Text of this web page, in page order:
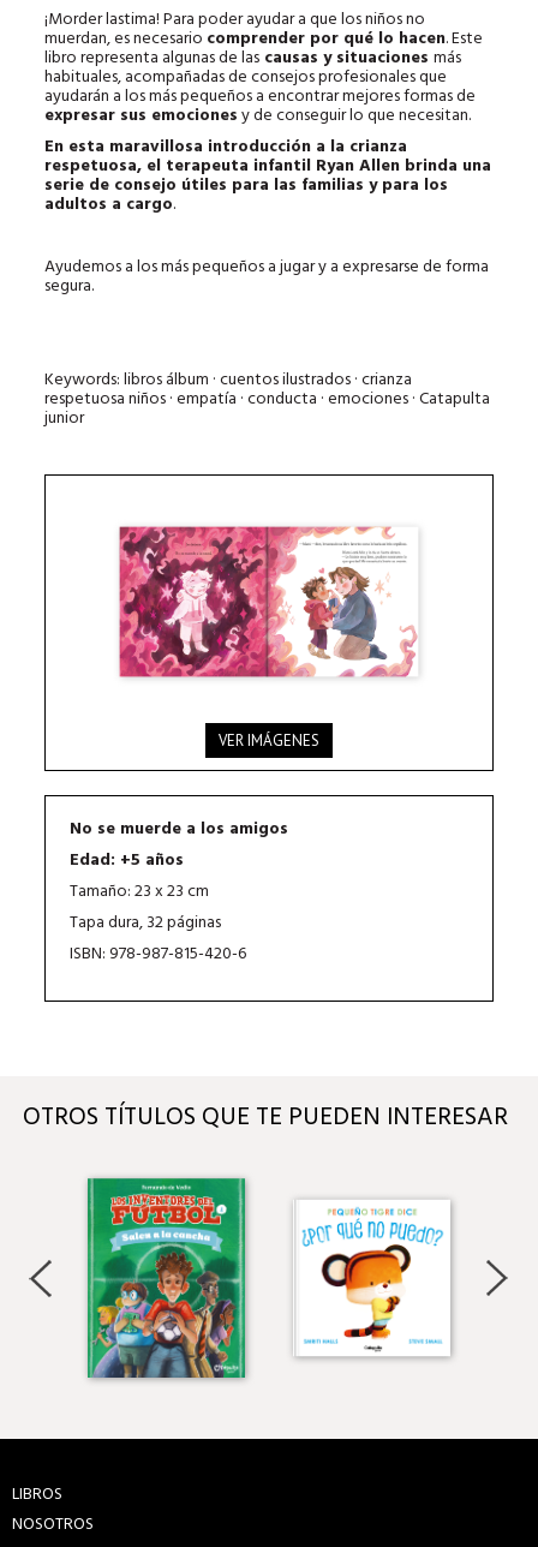
¡Morder lastima! Para poder ayudar a que los niños no
muerdan, es necesario comprender por qué lo hacen. Este
libro representa algunas de las causas y situacionesmás
habituales, acompañadas de consejos profesionales que
ayudarán a los más pequeños a encontrar mejores formas de
expresar sus emocionesy de conseguir lo que necesitan.
En esta maravillosa introducción a la crianza
respetuosa, el terapeuta infantil Ryan Allen brinda una
serie de consejo útiles para las familias y para los
adultos a cargo.
Ayudemos a los más pequeños a jugar y a expresarse de forma
segura.
Keywords: libros álbum · cuentos ilustrados · crianza
respetuosa niños · empatía · conducta · emociones · Catapulta
junior
VER IMÁGENES
No se muerde a los amigos
Edad: +5 años
Tamaño: 23 x 23 cm
Tapa dura, 32 páginas
ISBN: 978-987-815-420-6
OTROS TÍTULOS QUE TE PUEDEN INTERESAR
LIBROS
NOSOTROS